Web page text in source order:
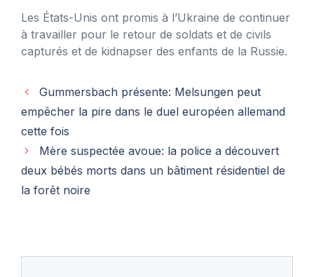
Les États-Unis ont promis à l’Ukraine de continuer
à travailler pour le retour de soldats et de civils
capturés et de kidnapser des enfants de la Russie.
Gummersbach présente: Melsungen peut
empêcher la pire dans le duel européen allemand
cette fois
Mère suspectée avoue: la police a découvert
deux bébés morts dans un bâtiment résidentiel de
la forêt noire